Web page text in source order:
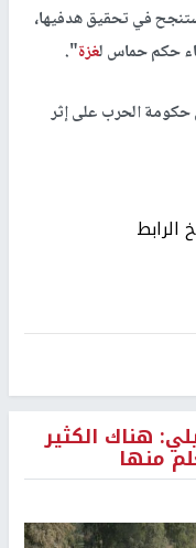
في تحقيق هدفيها،
حكم حماس لغزة".
حكومة الحرب على إثر
الرابط
هناك الكثير
منها